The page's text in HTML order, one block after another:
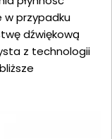
w przypadku
dźwiękową
z technologii